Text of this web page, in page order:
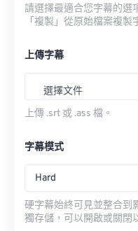
請選擇最適合您字幕的選
「複製」從原始檔案複製
上傳字幕
選擇文件
上傳 .srt 或 .ass 檔。
字幕模式
Hard
硬字幕始終可見並整合到
獨存儲，可以開啟或關閉